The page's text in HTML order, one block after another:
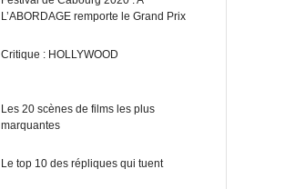
L’ABORDAGE remporte le Grand Prix
Critique : HOLLYWOOD
Les 20 scènes de films les plus
marquantes
Le top 10 des répliques qui tuent